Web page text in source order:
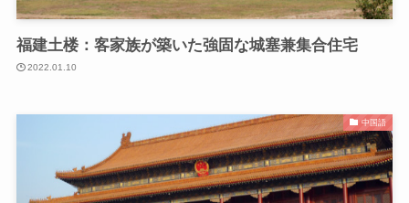
福建土楼：客家族が築いた強固な城塞兼集合住宅
2022.01.10
中国語